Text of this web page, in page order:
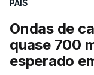
Também em
PAÍS
Ondas de
quase 700
esperado